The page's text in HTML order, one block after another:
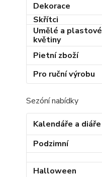
Dekorace
Skřítci
Umělé a plastové
květiny
Pietní zboží
Pro ruční výrobu
Sezóní nabídky
Kalendáře a diáře
Podzimní
Halloween